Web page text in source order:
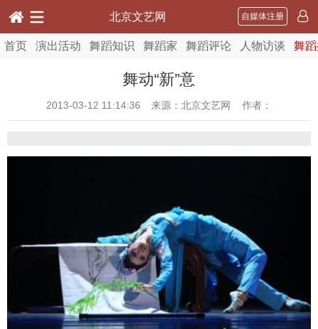
北京文艺网 自媒体注册
首页 演出活动 舞蹈知识 舞蹈家 舞蹈评论 人物访谈 舞
舞动“新”意
2013-03-12 11:14:36 来源：北京文艺网 作者：